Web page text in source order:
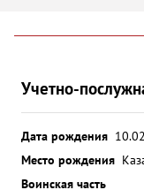
Учетно-
Дата рождения
Место рождения
Воинская часть